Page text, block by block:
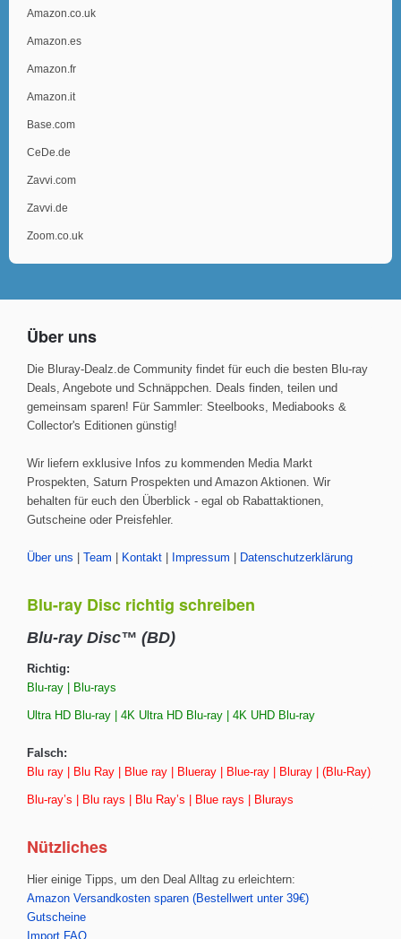
Amazon.co.uk
Amazon.es
Amazon.fr
Amazon.it
Base.com
CeDe.de
Zavvi.com
Zavvi.de
Zoom.co.uk
Über uns
Die Bluray-Dealz.de Community findet für euch die besten Blu-ray
Deals, Angebote und Schnäppchen. Deals finden, teilen und
gemeinsam sparen! Für Sammler: Steelbooks, Mediabooks &
Collector's Editionen günstig!
Wir liefern exklusive Infos zu kommenden Media Markt
Prospekten, Saturn Prospekten und Amazon Aktionen. Wir
behalten für euch den Überblick - egal ob Rabattaktionen,
Gutscheine oder Preisfehler.
Über uns Team Kontakt Impressum Datenschutzerklärung
Blu-ray Disc richtig schreiben
Blu-ray Disc™ (BD)
Richtig:
Blu-ray | Blu-rays
Ultra HD Blu-ray | 4K Ultra HD Blu-ray | 4K UHD Blu-ray
Falsch:
Blu ray | Blu Ray | Blue ray | Blueray | Blue-ray | Bluray | (Blu-Ray)
Blu-ray’s | Blu rays | Blu Ray’s | Blue rays | Blurays
Nützliches
Hier einige Tipps, um den Deal Alltag zu erleichtern:
Amazon Versandkosten sparen (Bestellwert unter 39€)
Gutscheine